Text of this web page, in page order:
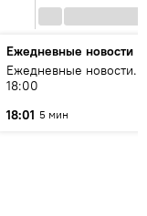
Ежедневные новости
Ежедневные новости.
18:00
18:01 5 мин